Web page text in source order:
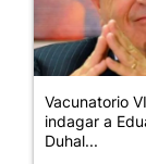
Vacunatorio
indagar a
Duhal...